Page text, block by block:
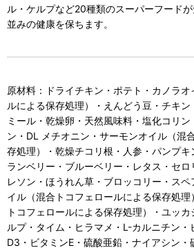
ル・ケルプなど20種類のスーパーフード
並みの健康を保ちます。
原材料：ドライチキン・ポテト・カノラ
ルによる保存処理）・えんどう豆・チキン
ミール・乾燥卵・天然風味料・塩化コリ
ン・DL メチオニン・サーモンオイル（混
存処理）・乾燥チコリ根・人参・パンプキ
ランベリー・ブルーベリー・レタス・セ
レソン・ほうれん草・ブロッコリー・ス
イル（混合トコフェロールによる保存処
トコフェロールによる保存処理）・ユッ
ルプ・タイム・ヒラマメ・L-カルニチン・
D3・ビタミンE・硫酸亜鉛・ナイアシン